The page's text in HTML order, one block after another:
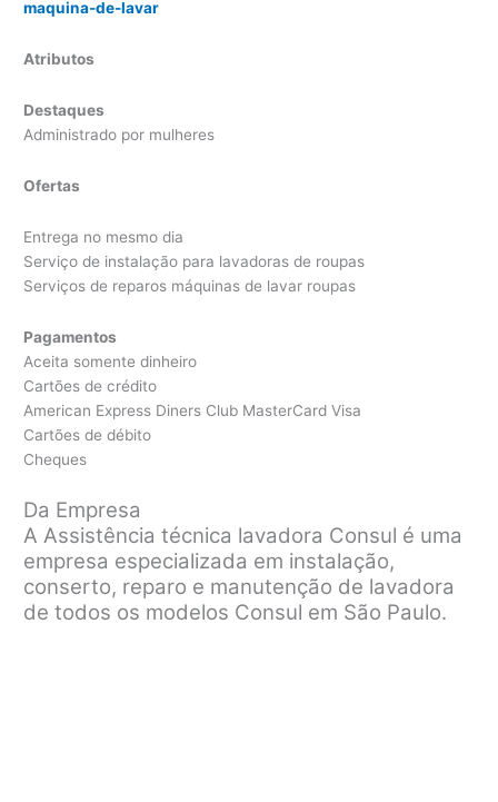
maquina-de-lavar
Atributos
Destaques
Administrado por mulheres
Ofertas
Entrega no mesmo dia
Serviço de instalação para lavadoras de roupas
Serviços de reparos máquinas de lavar roupas
Pagamentos
Aceita somente dinheiro
Cartões de crédito
American Express Diners Club MasterCard Visa
Cartões de débito
Cheques
Da Empresa
A Assistência técnica lavadora Consul é uma
empresa especializada em instalação,
conserto, reparo e manutenção de lavadora
de todos os modelos Consul em São Paulo.